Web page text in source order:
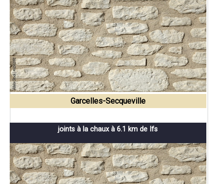
Garcelles-Secqueville
joints à la chaux à 6.1 km de Ifs